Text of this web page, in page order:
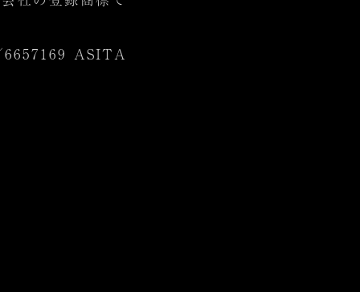
6657169 ASITA